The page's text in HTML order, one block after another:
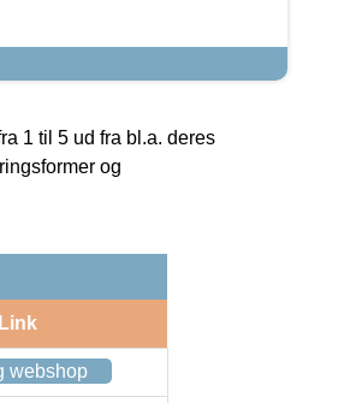
1 til 5 ud fra bl.a. deres
og
Link
webshop